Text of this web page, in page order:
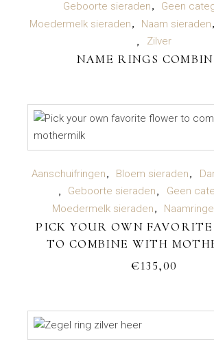
Geboorte sieraden
Geen
Moedermelk sieraden
Naam sieraden
Zilver
NAME RINGS
TOEVOEGEN AAN
Aanschuifringen Bloem sieraden
Geboorte sieraden
Geen
Moedermelk sieraden
PICK YOUR OWN
TO COMBINE WITH
€135,00